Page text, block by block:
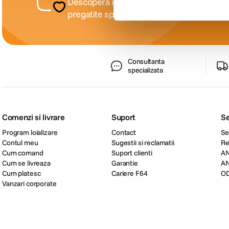
pregatite special pentru tine.
Consultanta
specializata
Comenzi si livrare
Program loializare
Contul meu
Cum comand
Cum se livreaza
Cum platesc
Vanzari corporate
Suport
Contact
Sugestii si reclamatii
Suport clienti
Garantie
Cariere F64